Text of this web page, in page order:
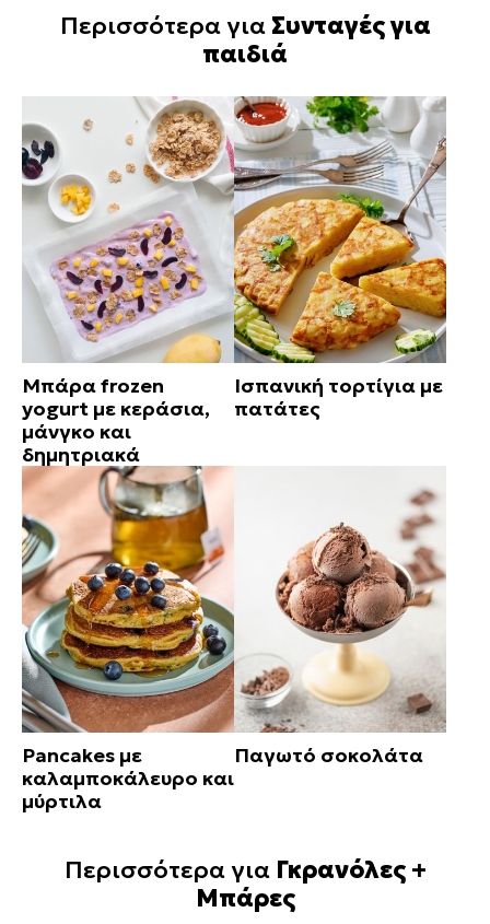
Περισσότερα για Συνταγές για
παιδιά
Μπάρα frozen
yogurt με κεράσια,
μάνγκο και
δημητριακά
Ισπανική τορτίγια με
πατάτες
Pancakes με
καλαμποκάλευρο και
μύρτιλα
Παγωτό σοκολάτα
Περισσότερα για Γκρανόλες +
Μπάρες